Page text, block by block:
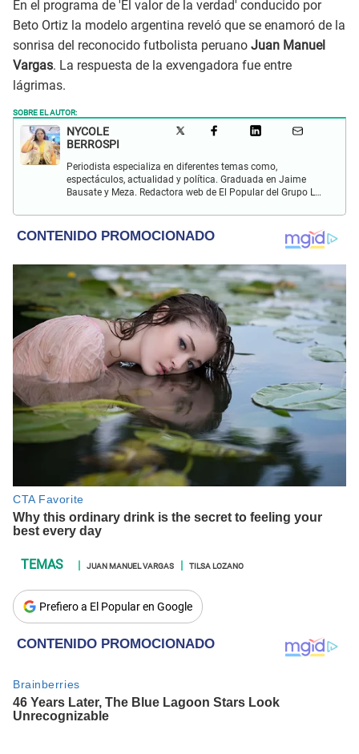
En el programa de 'El valor de la verdad' conducido por
Beto Ortiz la modelo argentina reveló que se enamoró de la
sonrisa del reconocido futbolista peruano Juan Manuel
Vargas. La respuesta de la exvengadora fue entre
lágrimas.
SOBRE EL AUTOR:
NYCOLE
BERROSPI
Periodista especializa en diferentes temas como,
espectáculos, actualidad y política. Graduada en Jaime
Bausate y Meza. Redactora web de El Popular del Grupo La
producción de televisión.
JUAN MANUEL VARGAS TILSA LOZANO
Prefiero a El Popular en Google